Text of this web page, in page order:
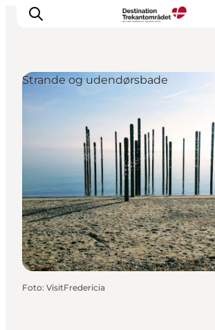
LEGOLAND® Billund Resort
Det sker
Overnatning
Planlæg din rejse
Køb
Strande og udendørsbade
Foto: VisitFredericia